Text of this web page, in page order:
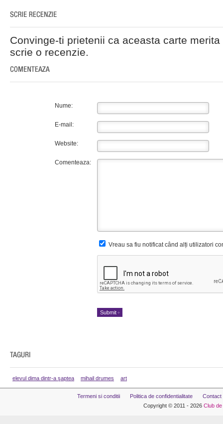
Convinge-ti prietenii ca aceasta carte
scrie o recenzie.
Nume:
E-mail:
Website:
Comenteaza:
Vreau sa fiu notificat când alți utilizatori
elevul dima dintr-a şaptea mihail drumes art
Termeni si conditii Politica de confidentialitate
Contact
Copyright © 2011 - 2026 Club